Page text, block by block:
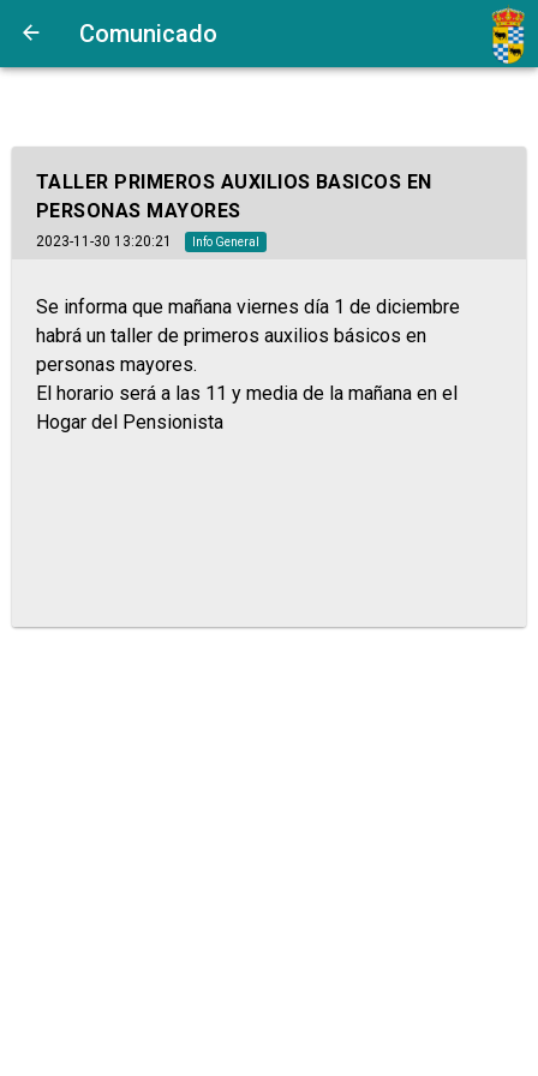
Comunicado
TALLER PRIMEROS AUXILIOS BASICOS EN
PERSONAS MAYORES
2023-11-30 13:20:21 Info General
Se informa que mañana viernes día 1 de diciembre
habrá un taller de primeros auxilios básicos en
personas mayores.
El horario será a las 11 y media de la mañana en el
Hogar del Pensionista